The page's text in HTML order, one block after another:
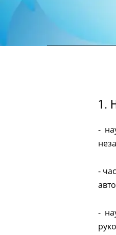
1.
-
-
-